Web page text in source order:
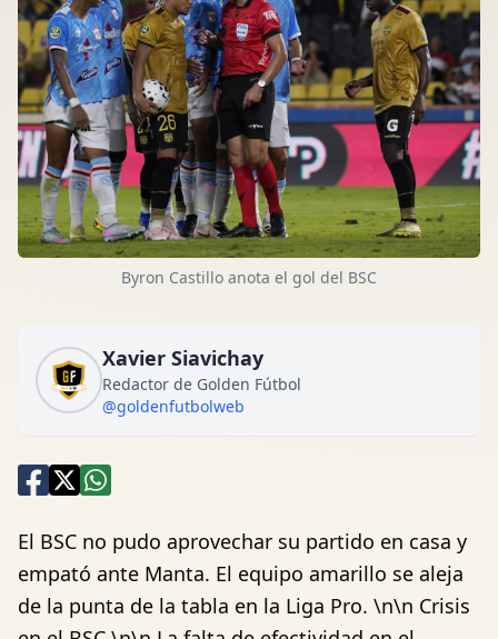
Byron Castillo anota el gol del BSC
Xavier Siavichay
Redactor de Golden Fútbol
@goldenfutbolweb
El BSC no pudo aprovechar su partido en casa y
empató ante Manta. El equipo amarillo se aleja
de la punta de la tabla en la Liga Pro. \n\n Crisis